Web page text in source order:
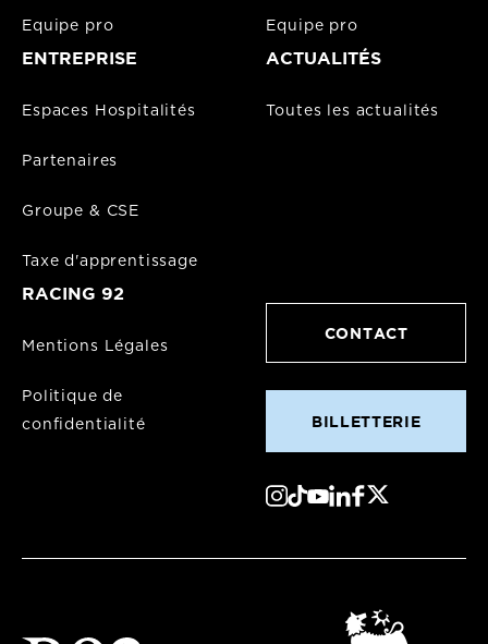
Equipe pro Equipe pro
ENTREPRISE
Espaces Hospitalités
Partenaires
Groupe & CSE
Taxe d'apprentissage
ACTUALITÉS
Toutes les actualités
RACING 92
Mentions Légales
Politique de
confidentialité
CONTACT
BILLETTERIE